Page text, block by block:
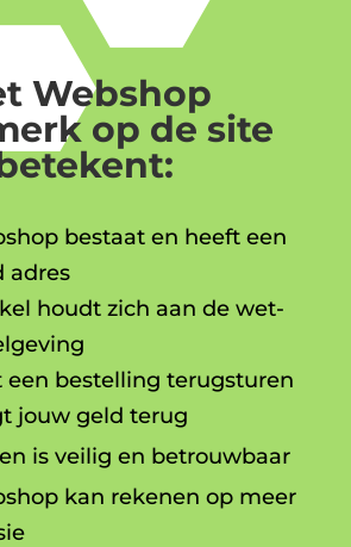
Webshop
op de site
bestaat en heeft een
adres
houdt zich aan de wet-
een bestelling terugsturen
jouw geld terug
is veilig en betrouwbaar
kan rekenen op meer